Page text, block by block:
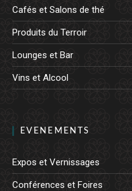
Cafés et Salons de thé
Produits du Terroir
Lounges et Bar
Vins et Alcool
EVENEMENTS
Expos et Vernissages
Conférences et Foires